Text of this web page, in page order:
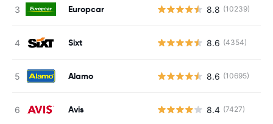
Europcar 8.8 (10239)
Sixt 8.6 (4354)
Alamo 8.6 (10695)
Avis 8.4 (7427)